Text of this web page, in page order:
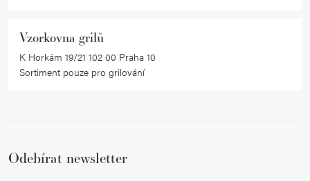
Vzorkovna grilů
K Horkám 19/21 102 00 Praha 10
Sortiment pouze pro grilování
Odebírat newsletter